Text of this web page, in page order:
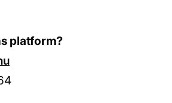
platform?